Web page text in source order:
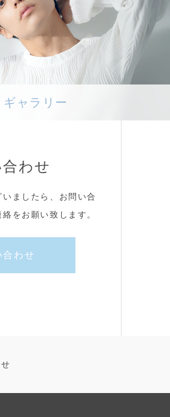
個
ュ
ギャラリー
わせ
ましたら、お問い合
をお願い致します。
合わせ